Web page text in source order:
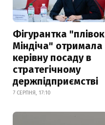
Фігурантка "плівок
Міндіча" отримала
керівну посаду в
стратегічному
держпідприємстві
7 СЕРПНЯ, 17:10